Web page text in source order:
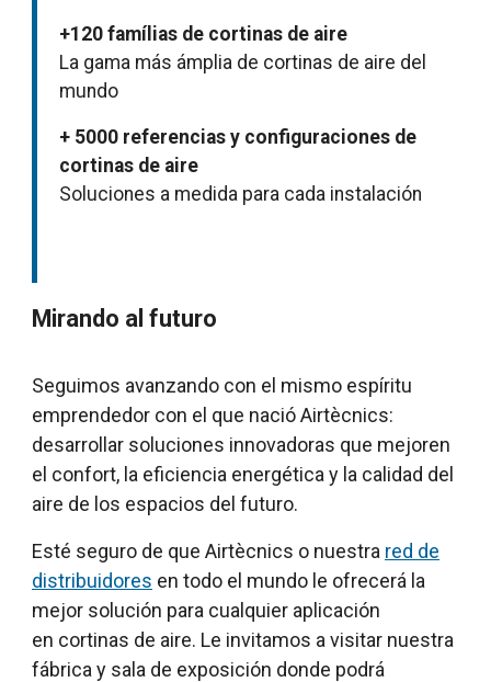
+120 famílias de cortinas de aire
La gama más ámplia de cortinas de aire del
mundo
+ 5000 referencias y configuraciones de
cortinas de aire
Soluciones a medida para cada instalación
Mirando al futuro
Seguimos avanzando con el mismo espíritu
emprendedor con el que nació Airtècnics:
desarrollar soluciones innovadoras que mejoren
el confort, la eficiencia energética y la calidad del
aire de los espacios del futuro.
Esté seguro de que Airtècnics o nuestra red de
distribuidores en todo el mundo le ofrecerá la
mejor solución para cualquier aplicación
en cortinas de aire. Le invitamos a visitar nuestra
fábrica y sala de exposición donde podrá